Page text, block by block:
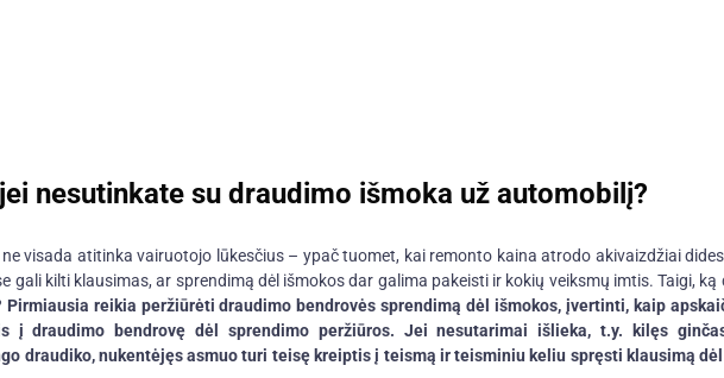
nesutinkate su draudimo išmoka už automobilį?
visada atitinka vairuotojo lūkesčius – ypač tuomet, kai remonto kaina atrodo akivaizdžiai
gali kilti klausimas, ar sprendimą dėl išmokos dar galima pakeisti ir kokių veiksmų imtis. Taigi, ką
Pirmiausia reikia peržiūrėti draudimo bendrovės sprendimą dėl išmokos, įvertinti, kaip
į draudimo bendrovę dėl sprendimo peržiūros. Jei nesutarimai išlieka, t.y. kilęs
draudiko, nukentėjęs asmuo turi teisę kreiptis į teismą ir teisminiu keliu spręsti klausimą